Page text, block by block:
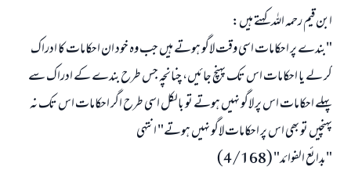
ابن قیم رحمہ اللہ کہتے ہیں:
"بندے پر احکامات اسی وقت لاگو ہوتے ہیں جب وہ خود ان احکامات کا ادراک
کر لے یا احکامات اس تک پہنچ جائیں، چنانچہ جس طرح بندے کے ادراک سے
پہلے احکامات اس پر لاگو نہیں ہوتے تو بالکل اسی طرح اگر احکامات اس تک نہ
پہنچیں تو بھی اس پر احکامات لاگو نہیں ہوتے" انتہی
"بدائع الفوائد" (4/168)